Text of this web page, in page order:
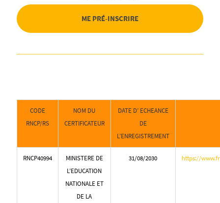
ME PRÉ-INSCRIRE
CODE
RNCP/RS
NOM DU
CERTIFICATEUR
DATE D’ ECHEANCE
DE
L’ENREGISTREMENT
RNCP40994
MINISTERE DE
L’EDUCATION
NATIONALE ET
DE LA
31/08/2030 https://